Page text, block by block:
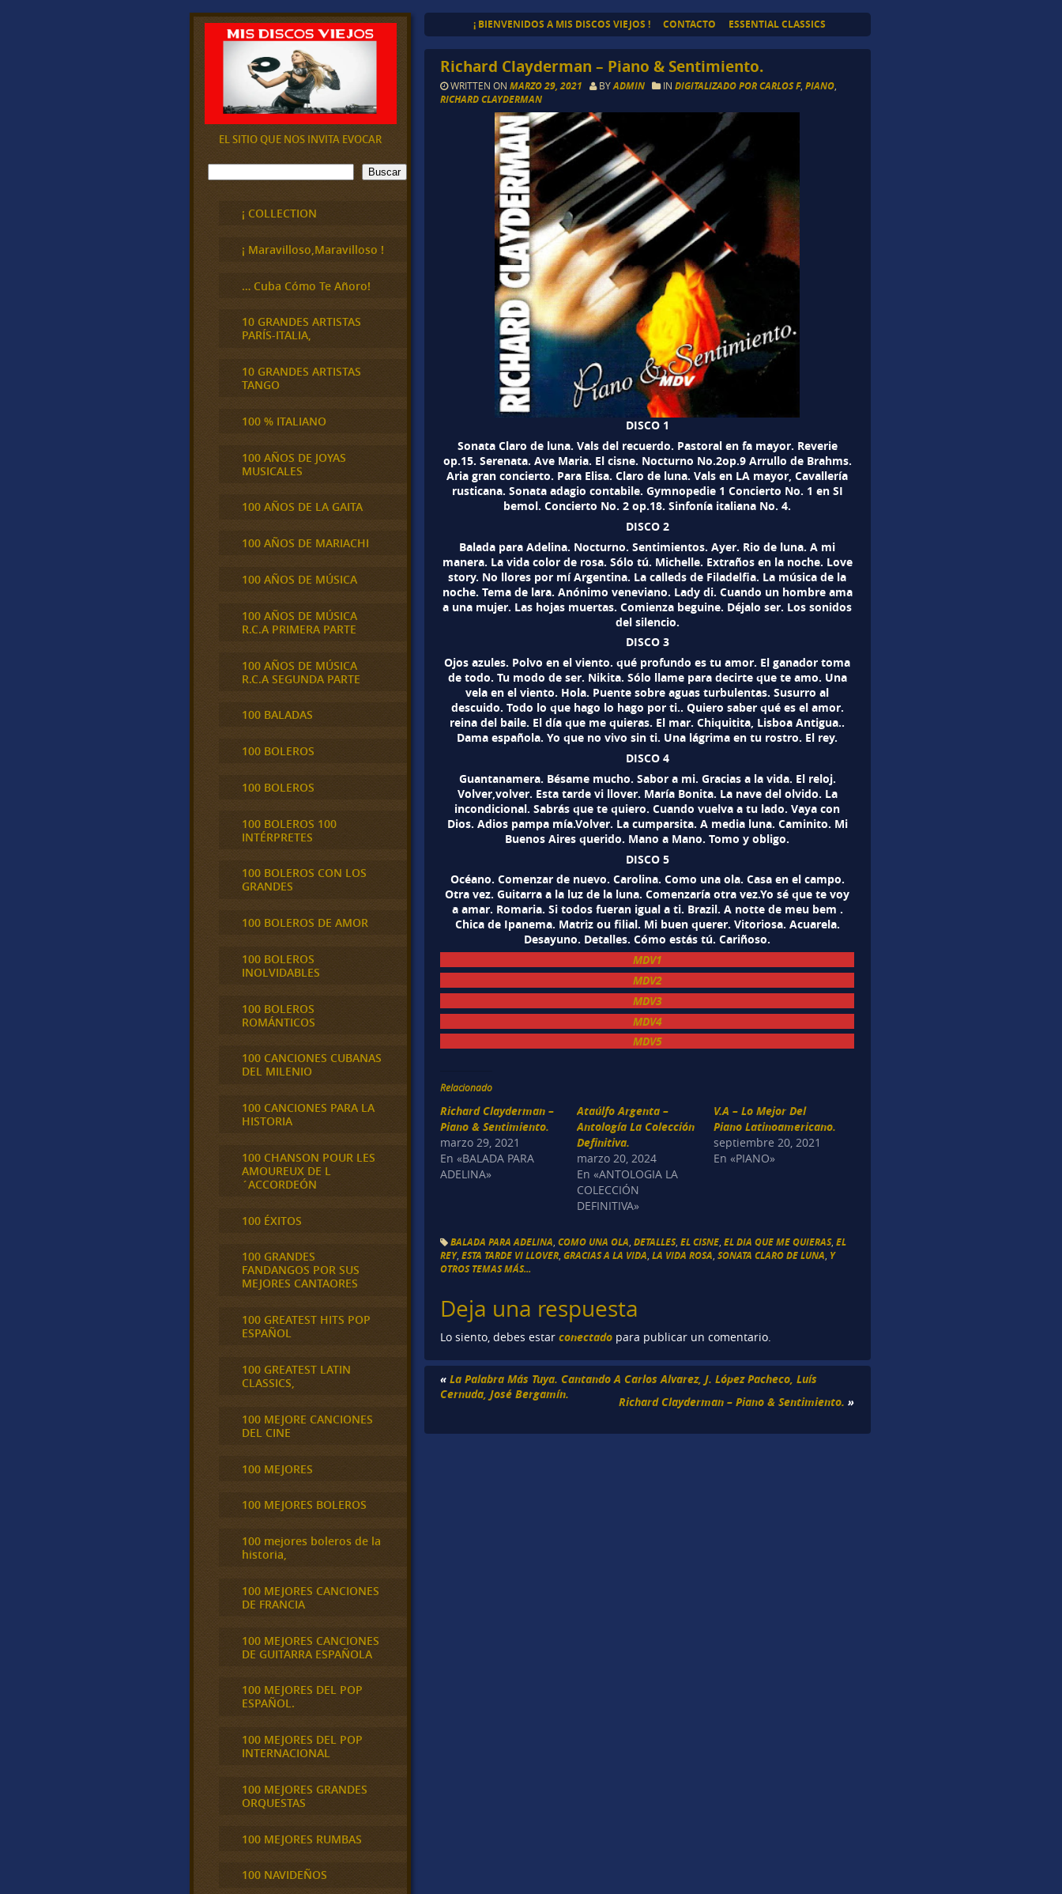
¡ BIENVENIDOS A MIS DISCOS VIEJOS ! CONTACTO ESSENTIAL CLASSICS
Richard Clayderman – Piano & Sentimiento.
WRITTEN ONMARZO 29, 2021 BYADMIN INDIGITALIZADO POR CARLOS F,PIANO
RICHARD CLAYDERMAN
DISCO 1
Sonata Claro de luna. Vals del recuerdo. Pastoral en fa mayor. Reverie
op.15. Serenata. Ave Maria. El cisne. Nocturno No.2op.9 Arrullo de Brahms.
Aria gran concierto. Para Elisa. Claro de luna. Vals en LA mayor, Cavallería
rusticana. Sonata adagio contabile. Gymnopedie 1 Concierto No. 1 en SI
bemol. Concierto No. 2 op.18. Sinfonía italiana No. 4.
DISCO 2
Balada para Adelina. Nocturno. Sentimientos. Ayer. Rio de luna. A mi
manera. La vida color de rosa. Sólo tú. Michelle. Extraños en la noche. Love
story. No llores por mí Argentina. La calleds de Filadelfia. La música de la
noche. Tema de lara. Anónimo veneviano. Lady di. Cuando un hombre ama
a una mujer. Las hojas muertas. Comienza beguine. Déjalo ser. Los sonidos
del silencio.
DISCO 3
Ojos azules. Polvo en el viento. qué profundo es tu amor. El ganador toma
de todo. Tu modo de ser. Nikita. Sólo llame para decirte que te amo. Una
vela en el viento. Hola. Puente sobre aguas turbulentas. Susurro al
descuido. Todo lo que hago lo hago por ti.. Quiero saber qué es el amor.
reina del baile. El día que me quieras. El mar. Chiquitita, Lisboa Antigua..
Dama española. Yo que no vivo sin ti. Una lágrima en tu rostro. El rey.
DISCO 4
Guantanamera. Bésame mucho. Sabor a mi. Gracias a la vida. El reloj.
Volver,volver. Esta tarde vi llover. María Bonita. La nave del olvido. La
incondicional. Sabrás que te quiero. Cuando vuelva a tu lado. Vaya con
Dios. Adios pampa mía.Volver. La cumparsita. A media luna. Caminito. Mi
Buenos Aires querido. Mano a Mano. Tomo y obligo.
DISCO 5
Océano. Comenzar de nuevo. Carolina. Como una ola. Casa en el campo.
Otra vez. Guitarra a la luz de la luna. Comenzaría otra vez.Yo sé que te voy
a amar. Romaria. Si todos fueran igual a ti. Brazil. A notte de meu bem .
Chica de Ipanema. Matriz ou filial. Mi buen querer. Vitoriosa. Acuarela.
Desayuno. Detalles. Cómo estás tú. Cariñoso.
MDV1
MDV2
MDV3
MDV4
MDV5
Relacionado
Richard Clayderman –
Piano & Sentimiento.
marzo 29, 2021
En «BALADA PARA
ADELINA»
Ataúlfo Argenta –
Antología La Colección
Definitiva.
marzo 20, 2024
En «ANTOLOGIA LA
COLECCIÓN
DEFINITIVA»
V.A – Lo Mejor Del
Piano Latinoamericano.
septiembre 20, 2021
En «PIANO»
BALADA PARA ADELINA ,COMO UNA OLA ,DETALLES,EL CISNE ,EL DIA QUE ME QUIERAS,EL
REY,ESTA TARDE VI LLOVER ,GRACIAS A LA VIDA ,LA VIDA ROSA ,SONATA CLARO DE LUNA Y
OTROS TEMAS MÁS...
Deja una respuesta
Lo siento, debes estarconectado para publicar un comentario.
«La Palabra Más Tuya. Cantando A Carlos Alvarez, J. López Pacheco, Luís
Cernuda, José Bergamín.
Richard Clayderman – Piano & Sentimiento. »
EL SITIO QUE NOS INVITA EVOCAR
B
u
Buscar
¡ COLLECTION
¡ Maravilloso,Maravilloso !
… Cuba Cómo Te Añoro!
10 GRANDES ARTISTAS
PARÍS-ITALIA,
10 GRANDES ARTISTAS
TANGO
100 % ITALIANO
100 AÑOS DE JOYAS
MUSICALES
100 AÑOS DE LA GAITA
100 AÑOS DE MARIACHI
100 AÑOS DE MÚSICA
100 AÑOS DE MÚSICA
R.C.A PRIMERA PARTE
100 AÑOS DE MÚSICA
R.C.A SEGUNDA PARTE
100 BALADAS
100 BOLEROS
100 BOLEROS
100 BOLEROS 100
INTÉRPRETES
100 BOLEROS CON LOS
GRANDES
100 BOLEROS DE AMOR
100 BOLEROS
INOLVIDABLES
100 BOLEROS
ROMÁNTICOS
100 CANCIONES CUBANAS
DEL MILENIO
100 CANCIONES PARA LA
HISTORIA
100 CHANSON POUR LES
AMOUREUX DE L
´ACCORDEÓN
100 ÉXITOS
100 GRANDES
FANDANGOS POR SUS
MEJORES CANTAORES
100 GREATEST HITS POP
ESPAÑOL
100 GREATEST LATIN
CLASSICS,
100 MEJORE CANCIONES
DEL CINE
100 MEJORES
100 MEJORES BOLEROS
100 mejores boleros de la
historia,
100 MEJORES CANCIONES
DE FRANCIA
100 MEJORES CANCIONES
DE GUITARRA ESPAÑOLA
100 MEJORES DEL POP
ESPAÑOL.
100 MEJORES DEL POP
INTERNACIONAL
100 MEJORES GRANDES
ORQUESTAS
100 MEJORES RUMBAS
100 NAVIDEÑOS